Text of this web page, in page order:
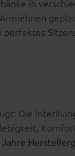
in
Die
Jahre